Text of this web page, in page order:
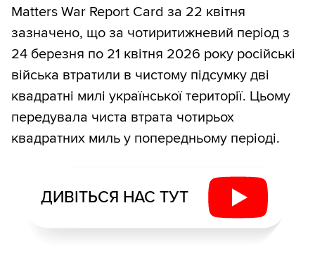
Matters War Report Card за 22 квітня
зазначено, що за чотиритижневий період з
24 березня по 21 квітня 2026 року російські
війська втратили в чистому підсумку дві
квадратні милі української території. Цьому
передувала чиста втрата чотирьох
квадратних миль у попередньому періоді.
ДИВІТЬСЯ НАС ТУТ